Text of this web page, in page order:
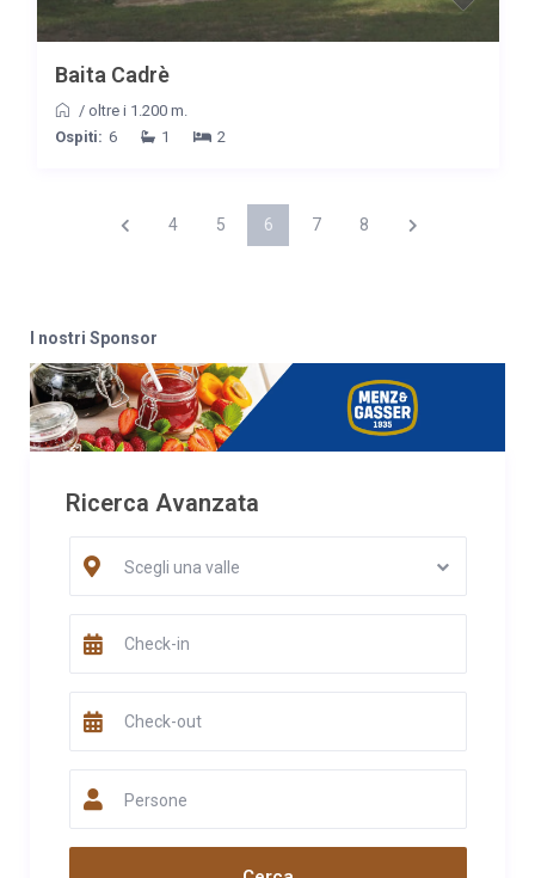
Baita Cadrè
/ oltre i 1.200 m.
Ospiti: 6 1 2
4 5 6 7 8
I nostri Sponsor
Ricerca Avanzata
Scegli una valle
Persone